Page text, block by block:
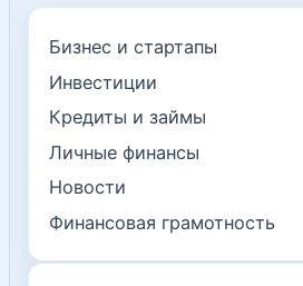
Бизнес и стартапы
Инвестиции
Кредиты и займы
Личные финансы
Новости
Финансовая грамотность